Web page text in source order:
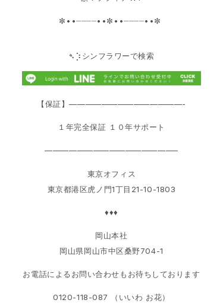
✼••┈┈┈┈••✼••┈┈┈┈••✼ ‎
➴⡱シンフラワーで検索
【保証】——————————————-
１年完全保証 １０年サポート
————————————————–
東京オフィス
東京都港区虎ノ門1丁目21-10-1803
♦♦♦
岡山本社
岡山県岡山市中区桑野704-1
お電話によるお問い合わせもお待ちしております
0120-118-087 （いいわ お花）